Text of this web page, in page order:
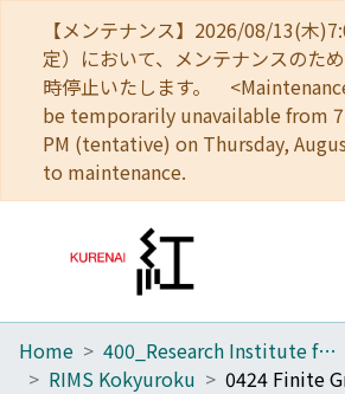
【メンテナンス】2026/08/13(木
定）において、メンテナンスのた
時停止いたします。
be temporarily unavailable from
PM (tentative) on Thursday,
to maintenance.
Home
Home
400_Research Institute for Mathematical Sciences
RIMS Kokyuroku